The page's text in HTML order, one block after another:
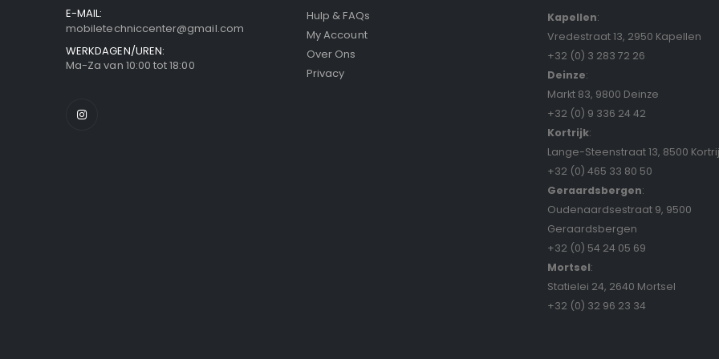
E-MAIL:
mobiletechniccenter@gmail.com
WERKDAGEN/UREN:
Ma-Za van 10:00 tot 18:00
Hulp & FAQs
My Account
Over Ons
Privacy
Kapellen:
Vredestraat 13, 2950 Kapellen
+32 (0) 3 283 72 26
Deinze:
Markt 83, 9800 Deinze
+32 (0) 9 336 24 42
Kortrijk:
Lange-Steenstraat 13, 8500
+32 (0) 465 33 80 50
Geraardsbergen:
Oudenaardsestraat 9, 9500
Geraardsbergen
+32 (0) 54 24 05 69
Mortsel:
Statielei 24, 2640 Mortsel
+32 (0) 32 96 23 34